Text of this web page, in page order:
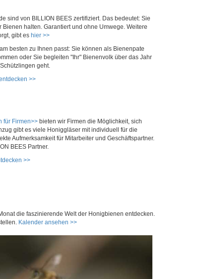
sind von BILLION BEES zertifiziert. Das bedeutet: Sie
halten. Garantiert und ohne Umwege. Weitere
gibt es hier >>
besten zu Ihnen passt: Sie können als Bienenpate
oder Sie begleiten "Ihr" Bienenvolk über das Jahr
geht.
>>
für Firmen>> bieten wir Firmen die Möglichkeit, sich
gibt es viele Honiggläser mit individuell für die
Aufmerksamkeit für Mitarbeiter und Geschäftspartner.
BEES Partner.
>>
die faszinierende Welt der Honigbienen entdecken.
Kalender ansehen >>